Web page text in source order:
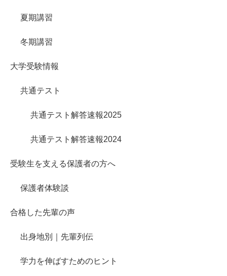
夏期講習
冬期講習
大学受験情報
共通テスト
共通テスト解答速報2025
共通テスト解答速報2024
受験生を支える保護者の方へ
保護者体験談
合格した先輩の声
出身地別｜先輩列伝
学力を伸ばすためのヒント